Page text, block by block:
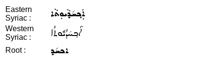
Eastern
Syriac :
ܐܲܟ݂ܚ݇ܕܵܝܘܼܬܵܐ
Western
Syriac :
ܐܰܟ݂ܚ݇ܕܳܝܽܘܬܳܐ
Root : ܐܟܚ݇ܕ